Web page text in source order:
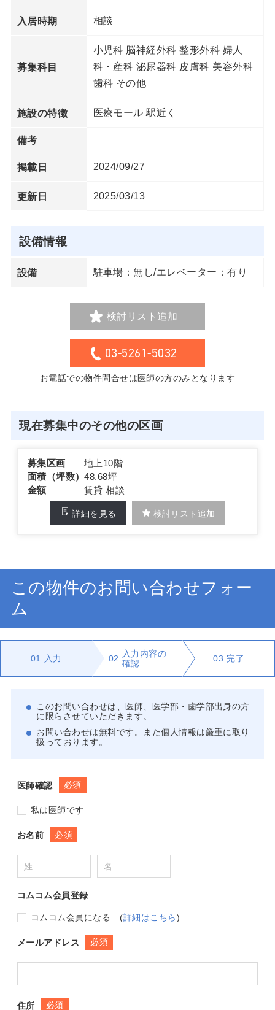
入居時期 相談
募集科目
小児科 脳神経外科 整形外科 婦人
科・産科 泌尿器科 皮膚科 美容外科
歯科 その他
施設の特徴 医療モール 駅近く
備考
掲載日 2024/09/27
更新日 2025/03/13
設備情報
設備 駐車場：無し/エレベーター：有り
検討リスト追加
03-5261-5032
お電話での物件問合せは医師の方のみとなります
現在募集中のその他の区画
募集区画
地上10階
面積（坪数）48.68坪
金額
賃貸 相談
詳細を見る 検討リスト追加
この物件のお問い合わせフォー
ム
01 入力 02
入力内容の
確認
03 完了
このお問い合わせは、医師、医学部・歯学部出身の方
に限らさせていただきます。
お問い合わせは無料です。また個人情報は厳重に取り
扱っております。
医師確認 必須
私は医師です
お名前 必須
コムコム会員登録
コムコム会員になる (詳細はこちら)
メールアドレス 必須
住所 必須